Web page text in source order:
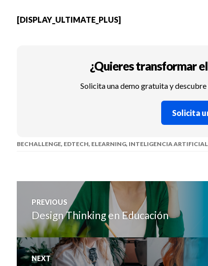
[DISPLAY_ULTIMATE_PLUS]
¿Quieres transformar
Solicita una demo gratuita y
Solicita
BECHALLENGE, EDTECH, ELEARNING, INTELIGENCIA ARTIFICIAL
Navegación
entradas
PREVIOUS
Previous
post:
Design Thinking en Educación
NEXT